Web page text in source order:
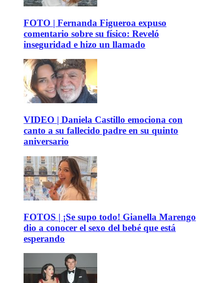
FOTO | Fernanda Figueroa expuso
comentario sobre su físico: Reveló
inseguridad e hizo un llamado
VIDEO | Daniela Castillo emociona con
canto a su fallecido padre en su quinto
aniversario
FOTOS | ¡Se supo todo! Gianella Marengo
dio a conocer el sexo del bebé que está
esperando